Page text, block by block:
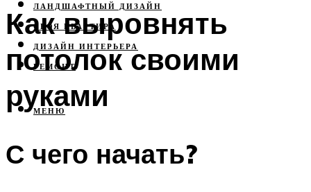
ЛАНДШАФТНЫЙ ДИЗАЙН
СВОЯ КВАРТИРА
ДИЗАЙН ИНТЕРЬЕРА
РЕМОНТ
МЕНЮ
Как выровнять
потолок своими
руками
С чего начать?